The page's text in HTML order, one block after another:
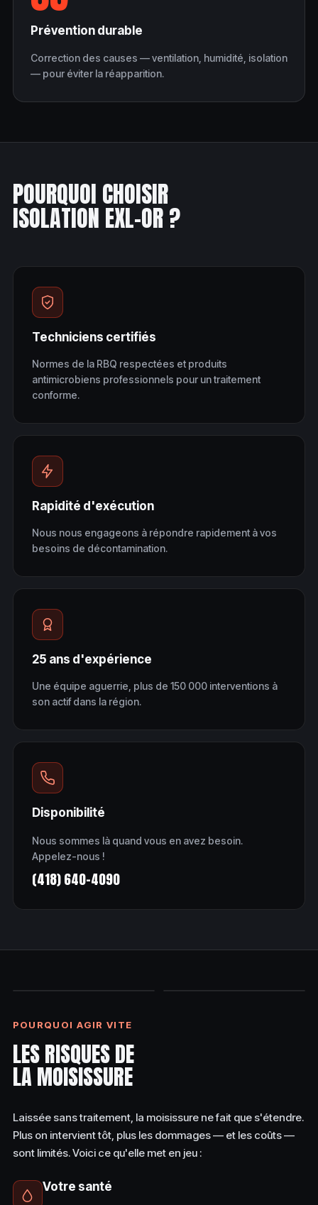
Prévention durable
Correction des causes — ventilation, humidité, isolation
— pour éviter la réapparition.
POURQUOI CHOISIR
ISOLATION EXL-OR ?
Techniciens certifiés
Normes de la RBQ respectées et produits
antimicrobiens professionnels pour un traitement
conforme.
Rapidité d'exécution
Nous nous engageons à répondre rapidement à vos
besoins de décontamination.
25 ans d'expérience
Une équipe aguerrie, plus de 150 000 interventions à
son actif dans la région.
Disponibilité
Nous sommes là quand vous en avez besoin.
Appelez-nous !
(418) 640-4090
POURQUOI AGIR VITE
LES RISQUES DE
LA MOISISSURE
Laissée sans traitement, la moisissure ne fait que s'étendre.
Plus on intervient tôt, plus les dommages — et les coûts —
sont limités. Voici ce qu'elle met en jeu :
Votre santé